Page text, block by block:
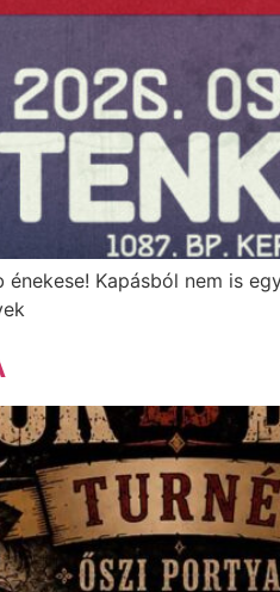
Kapásból nem is